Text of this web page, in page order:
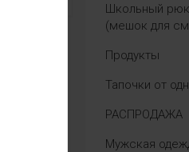
Школьный
(мешок для
Продукты
Тапочки от
РАСПРОДАЖА
Мужская